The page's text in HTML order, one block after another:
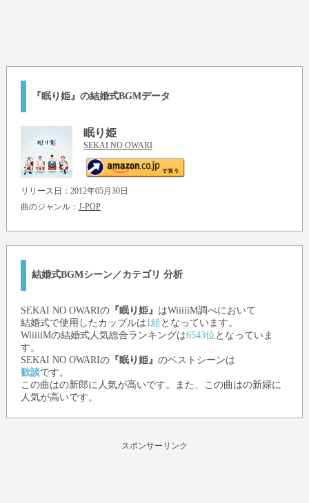
『眠り姫』の結婚式BGMデータ
眠り姫
SEKAI NO OWARI
リリース日：2012年05月30日
曲のジャンル： J-POP
結婚式BGMシーン／カテゴリ 分析
SEKAI NO OWARIの『眠り姫』 はWiiiiiM調べにおいて
結婚式で使用したカップルは1組 となっています。
WiiiiiMの結婚式人気総合ランキングは6543位 となっていま
す。
SEKAI NO OWARIの『眠り姫』 のベストシーンは
歓談です。
この曲はの新郎に人気が高いです。また、この曲はの新婦に
人気が高いです。
スポンサーリンク